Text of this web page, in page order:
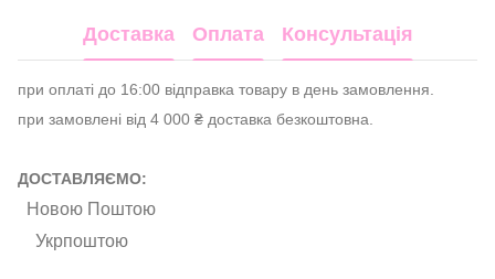
Доставка Оплата Консультація
при оплаті до 16:00 відправка товару в день замовлення.
при замовлені від 4 000 ₴ доставка безкоштовна.
ДОСТАВЛЯЄМО:
Новою Поштою
Укрпоштою